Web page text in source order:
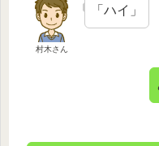
村木さん
「ハイ」